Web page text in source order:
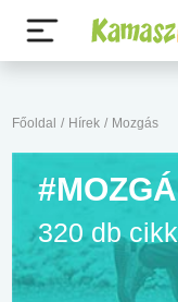
Főoldal / Hírek / Mozgás
320 db